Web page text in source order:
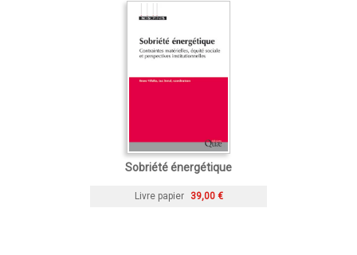
Sobriété énergétique
Livre papier 39,00 €